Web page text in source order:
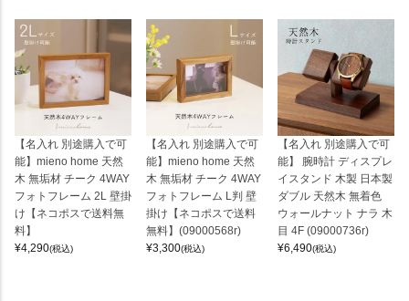
【名入れ 別途購入で可
能】mieno home 天然
木 無垢材 チーク 4WAY
フォトフレーム 2L 壁掛
け【ネコポスで送料無
料】
¥4,290(税込)
【名入れ 別途購入で可
能】mieno home 天然
木 無垢材 チーク 4WAY
フォトフレーム L判 壁
掛け【ネコポスで送料
無料】(09000568r)
¥3,300(税込)
【名入れ 別途購入で可
能】 腕時計 ディスプレ
イスタンド 木製 日本製
ダブル 天然木 無着色
ウォールナット ナラ 木
目 4F (09000736r)
¥6,490(税込)